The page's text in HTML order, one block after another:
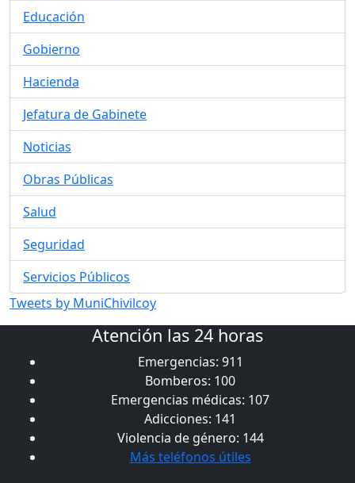
Educación
Gobierno
Hacienda
Jefatura de Gabinete
Noticias
Obras Públicas
Salud
Seguridad
Servicios Públicos
Tweets by MuniChivilcoy
Atención las 24 horas
Emergencias: 911
Bomberos: 100
Emergencias médicas: 107
Adicciones: 141
Violencia de género: 144
Más teléfonos útiles